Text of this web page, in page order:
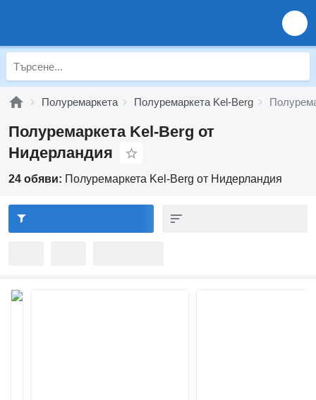
Полуремаркета Полуремаркета Kel-Berg
Полуремаркета Kel-Berg от
Нидерландия
24 обяви: Полуремаркета Kel-Berg от Нидерландия